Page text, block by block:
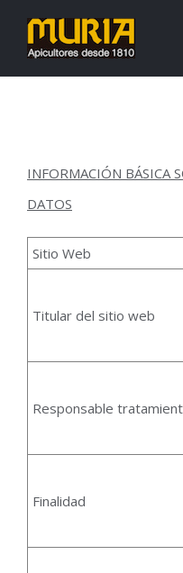
INFORMACIÓN BÁSICA
DATOS
Sitio Web
Titular del sitio web
Responsable
Finalidad